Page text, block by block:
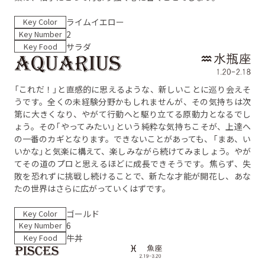
Key Color ライムイエロー
Key Number 2
Key Food サラダ
「これだ！」と直感的に思えるような、新しいことに巡り会えそ
うです。全くの未経験分野かもしれませんが、その気持ちは次
第に大きくなり、やがて行動へと駆り立てる原動力となるでし
ょう。その「やってみたい」という純粋な気持ちこそが、上達へ
の一番のカギとなります。できないことがあっても、「まあ、い
いかな」と気楽に構えて、楽しみながら続けてみましょう。やが
てその道のプロと思えるほどに成長できそうです。焦らず、失
敗を恐れずに挑戦し続けることで、新たな才能が開花し、あな
たの世界はさらに広がっていくはずです。
Key Color ゴールド
Key Number 6
Key Food 牛丼